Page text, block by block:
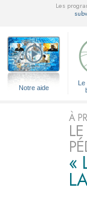
Les
Notre aide
Le
À
«